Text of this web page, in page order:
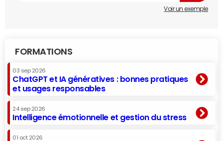
Voir un exemple
FORMATIONS
03 sep 2026
ChatGPT et IA génératives : bonnes pratiques
et usages responsables
24 sep 2026
Intelligence émotionnelle et gestion du stress
01 oct 2026